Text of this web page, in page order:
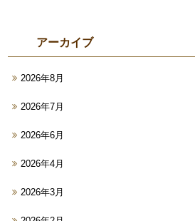
アーカイブ
2026年8月
2026年7月
2026年6月
2026年4月
2026年3月